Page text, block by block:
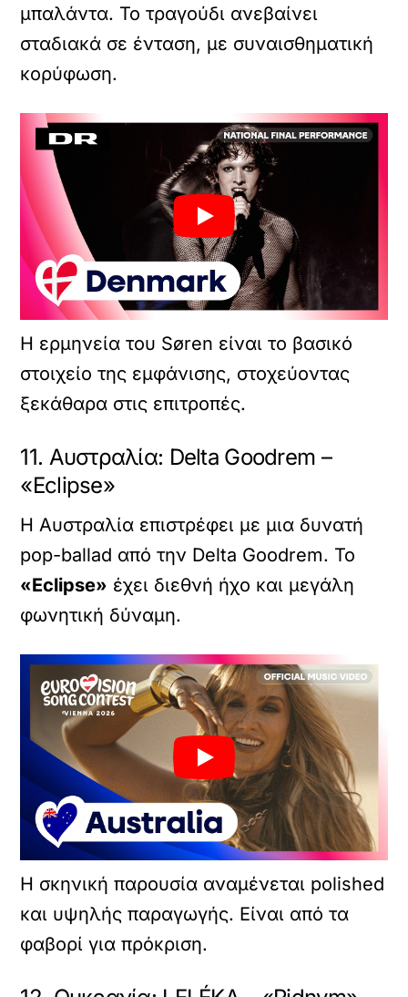
μπαλάντα. Το τραγούδι ανεβαίνει
σταδιακά σε ένταση, με συναισθηματική
κορύφωση.
Η ερμηνεία του Søren είναι το βασικό
στοιχείο της εμφάνισης, στοχεύοντας
ξεκάθαρα στις επιτροπές.
11. Αυστραλία: Delta Goodrem –
«Eclipse»
Η Αυστραλία επιστρέφει με μια δυνατή
pop-ballad από την Delta Goodrem. Το
«Eclipse» έχει διεθνή ήχο και μεγάλη
φωνητική δύναμη.
Η σκηνική παρουσία αναμένεται polished
και υψηλής παραγωγής. Είναι από τα
φαβορί για πρόκριση.